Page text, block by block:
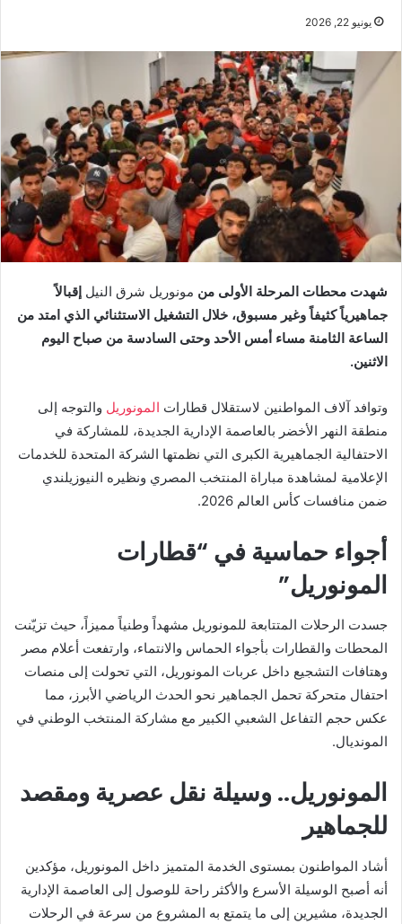
يونيو 22, 2026
​شهدت محطات المرحلة الأولى من مونوريل شرق النيل إقبالاً
جماهيرياً كثيفاً وغير مسبوق، خلال التشغيل الاستثنائي الذي امتد من
الساعة الثامنة مساء أمس الأحد وحتى السادسة من صباح اليوم
الاثنين.
وتوافد آلاف المواطنين لاستقلال قطارات المونوريل والتوجه إلى
منطقة النهر الأخضر بالعاصمة الإدارية الجديدة، للمشاركة في
الاحتفالية الجماهيرية الكبرى التي نظمتها الشركة المتحدة للخدمات
الإعلامية لمشاهدة مباراة المنتخب المصري ونظيره النيوزيلندي
ضمن منافسات كأس العالم 2026.
​أجواء حماسية في “قطارات
المونوريل”
​جسدت الرحلات المتتابعة للمونوريل مشهداً وطنياً مميزاً، حيث تزيّنت
المحطات والقطارات بأجواء الحماس والانتماء، وارتفعت أعلام مصر
وهتافات التشجيع داخل عربات المونوريل، التي تحولت إلى منصات
احتفال متحركة تحمل الجماهير نحو الحدث الرياضي الأبرز، مما
عكس حجم التفاعل الشعبي الكبير مع مشاركة المنتخب الوطني في
المونديال.
​المونوريل.. وسيلة نقل عصرية ومقصد
للجماهير
​أشاد المواطنون بمستوى الخدمة المتميز داخل المونوريل، مؤكدين
أنه أصبح الوسيلة الأسرع والأكثر راحة للوصول إلى العاصمة الإدارية
الجديدة، مشيرين إلى ما يتمتع به المشروع من سرعة في الرحلات